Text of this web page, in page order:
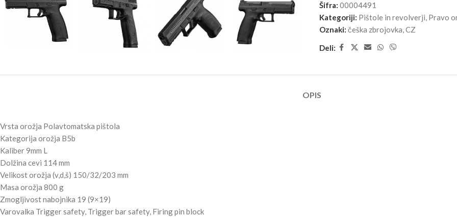
Šifra: 00004491
Kategoriji: Pištole in revolverji, Pravo
Oznaki: češka zbrojovka,CZ
Deli:
OPIS
Vrsta orožja Polavtomatska pištola
Kategorija orožja B5b
Kaliber 9mm L
Dolžina cevi 114 mm
Velikost orožja (v,d,š) 150/32/203 mm
Masa orožja 800 g
Zmogljivost nabojnika 19 (9×19)
Varovalka Trigger safety, Trigger bar safety, Firing pin block